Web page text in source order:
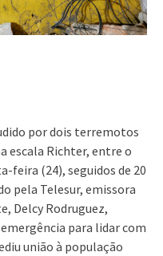
por dois terremotos
escala Richter, entre o
feira (24), seguidos de 20
pela Telesur, emissora
Delcy Rodruguez,
para lidar com
união à população